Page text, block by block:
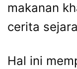
makanan
cerita
Hal ini